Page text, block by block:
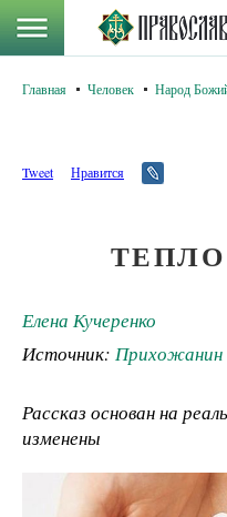
Главная Человек Народ
Tweet Нравится
Елена Кучеренко
Источник: Прихожанин
Рассказ основан на
изменены